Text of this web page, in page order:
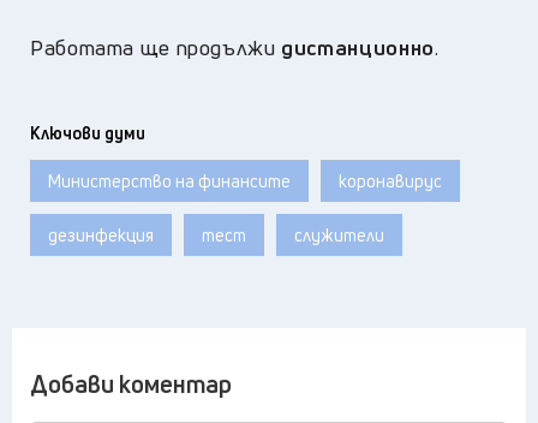
Работата ще продължи дистанционно.
Ключови думи
Министерство на финансите коронавирус
дезинфекция тест служители
Добави коментар